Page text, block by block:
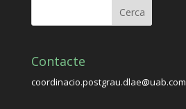
Contacte
coordinacio.postgrau.dlae@uab.com